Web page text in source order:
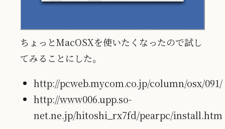
ちょっとMacOSXを使いたくなったので試し
てみることにした。
http://pcweb.mycom.co.jp/column/osx/091/
http://www006.upp.so-
net.ne.jp/hitoshi_rx7fd/pearpc/install.htm